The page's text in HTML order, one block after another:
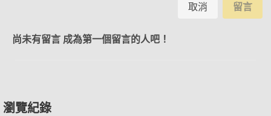
取消 留言
尚未有留言 成為第一個留言的人吧！
瀏覽紀錄